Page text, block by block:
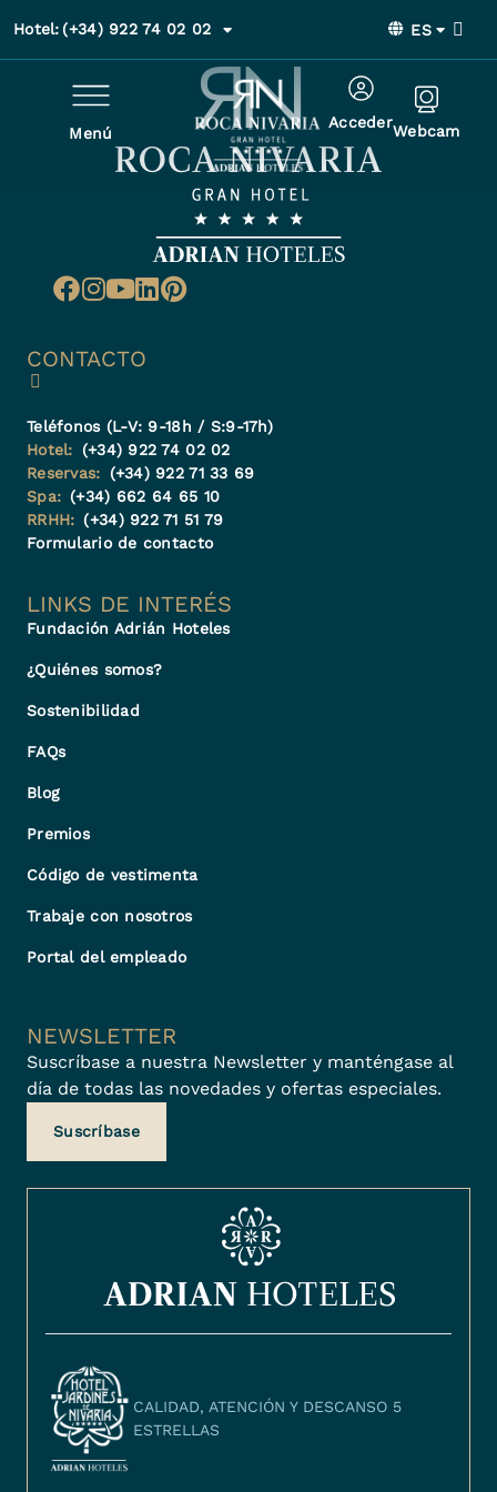
Hotel: (+34) 922 74 02 02 ES
Menú
AccederWebcam
CONTACTO
Teléfonos (L-V: 9-18h / S:9-17h)
Hotel: (+34) 922 74 02 02
Reservas: (+34) 922 71 33 69
Spa: (+34) 662 64 65 10
RRHH: (+34) 922 71 51 79
Formulario de contacto
LINKS DE INTERÉS
Fundación Adrián Hoteles
¿Quiénes somos?
Sostenibilidad
FAQs
Blog
Premios
Código de vestimenta
Trabaje con nosotros
Portal del empleado
NEWSLETTER
Suscríbase a nuestra Newsletter y manténgase al
día de todas las novedades y ofertas especiales.
Suscríbase
CALIDAD, ATENCIÓN Y DESCANSO 5
ESTRELLAS